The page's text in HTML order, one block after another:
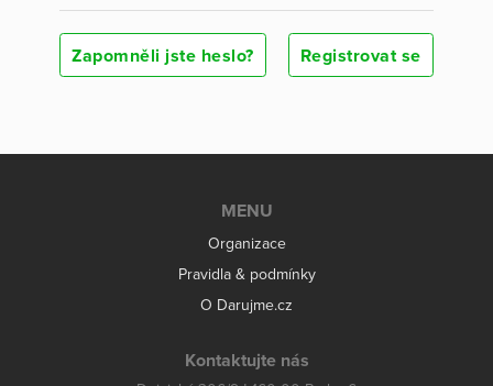
Zapomněli jste heslo? Registrovat se
MENU
Organizace
Pravidla & podmínky
O Darujme.cz
Kontaktujte nás